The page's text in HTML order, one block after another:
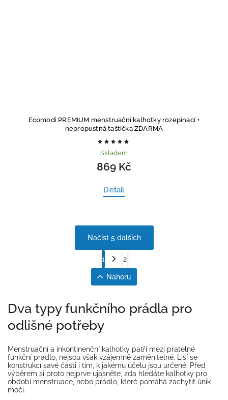
Ecomodi PREMIUM menstruační kalhotky rozepínací+
nepropustná taštička ZDARMA
Skladem
869 Kč
Detail
Načíst 5 dalších
1 2
Nahoru
Dva typy funkčního prádla pro
odlišné potřeby
Menstruační a inkontinenční kalhotky patří mezi pratelné
funkční prádlo, nejsou však vzájemně zaměnitelné. Liší se
konstrukcí savé části i tím, k jakému účelu jsou určené. Před
výběrem si proto nejprve ujasněte, zda hledáte kalhotky pro
období menstruace, nebo prádlo, které pomáhá zachytit únik
moči.